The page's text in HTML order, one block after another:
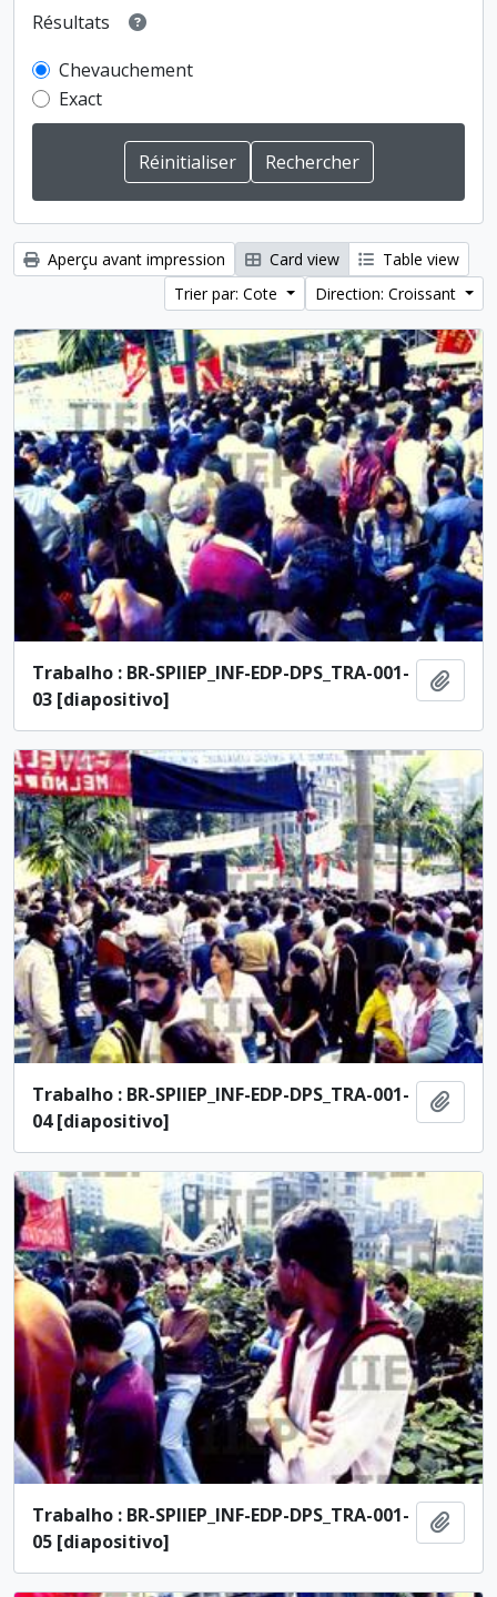
Résultats
Chevauchement
Exact
Aperçu avant impression Card view
Table view
Trier par: Cote
Direction: Croissant
Trabalho : BR-SPIIEP_INF-EDP-DPS_TRA-001-
03 [diapositivo]
Trabalho : BR-SPIIEP_INF-EDP-DPS_TRA-001-
04 [diapositivo]
Trabalho : BR-SPIIEP_INF-EDP-DPS_TRA-001-
05 [diapositivo]